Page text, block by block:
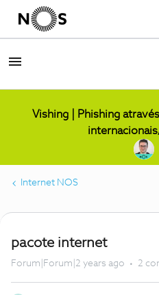
Vishing | Phishing
Internet NOS
pacote internet
Forum|Forum|2 years ago 2